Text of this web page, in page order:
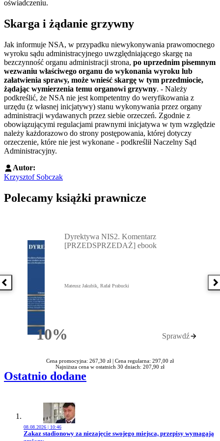
oświadczeniu.
Skarga i żądanie grzywny
Jak informuje NSA, w przypadku niewykonywania prawomocnego
wyroku sądu administracyjnego uwzględniającego skargę na
bezczynność organu administracji strona, po uprzednim pisemnym
wezwaniu właściwego organu do wykonania wyroku lub
załatwienia sprawy, może wnieść skargę w tym przedmiocie,
żądając wymierzenia temu organowi grzywny. - Należy
podkreślić, że NSA nie jest kompetentny do weryfikowania z
urzędu (z własnej inicjatywy) stanu wykonywania przez organy
administracji wydawanych przez siebie orzeczeń. Zgodnie z
obowiązującymi regulacjami prawnymi inicjatywa w tym względzie
należy każdorazowo do strony postępowania, której dotyczy
orzeczenie, które nie jest wykonane - podkreślił Naczelny Sąd
Administracyjny.
Autor:
Krzysztof Sobczak
Polecamy książki prawnicze
Poprzednia książka
10%Rabatu
Dyrektywa NIS2. Komentarz
[PRZEDSPRZEDAŻ] ebook
Mateusz Jakubik, Rafał Prabucki
Sprawdź
Cena promocyjna: 267,30 zł | Cena regularna: 297,00 zł
Najniższa cena w ostatnich 30 dniach: 207,90 zł
Ostatnio dodane
08.08.2026 | 10:46
Przejdź do artykułu:
Zakaz stadionowy za niezajęcie swojego miejsca, przepisy wymagają